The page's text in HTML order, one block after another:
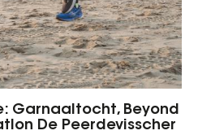
Garnaaltocht, Beyond
De Peerdevisscher